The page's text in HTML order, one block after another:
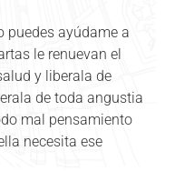
puedes ayúdame a
le renuevan el
y liberala de
de toda angustia
mal pensamiento
necesita ese